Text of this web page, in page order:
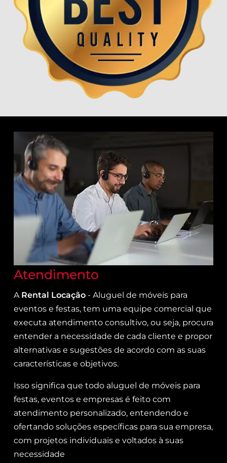
Atendimento
A Rental Locação - Aluguel de móveis para
eventos e festas, tem uma equipe comercial que
executa atendimento consultivo, ou seja, procura
entender a necessidade de cada cliente e propor
alternativas e sugestões de acordo com as suas
características e objetivos.
Isso significa que todo aluguel de móveis para
festas, eventos e empresas é feito com
atendimento personalizado, entendendo e
ofertando soluções específicas para sua empresa,
com projetos individuais e voltados à suas
necessidade